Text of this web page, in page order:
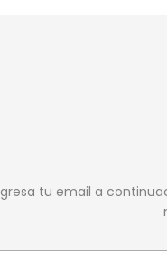
tu email a